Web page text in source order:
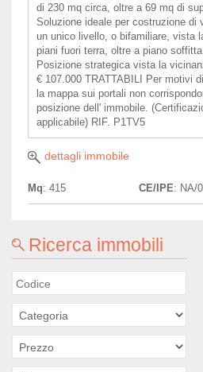
di 230 mq circa, oltre a 69 mq di
Soluzione ideale per costruzione di
un unico livello, o bifamiliare, vista
piani fuori terra, oltre a piano
Posizione strategica vista la
€ 107.000 TRATTABILI Per motivi
la mappa sui portali non
posizione dell' immobile.
applicabile) RIF. P1TV5
dettagli immobile
Mq: 415 CE/IPE: NA/0
Ricerca immobili